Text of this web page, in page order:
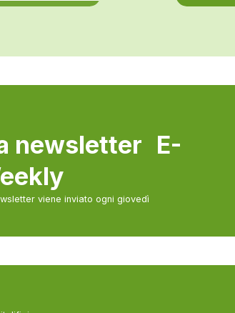
Azzurro
newsletter E-
viene inviato ogni giovedì